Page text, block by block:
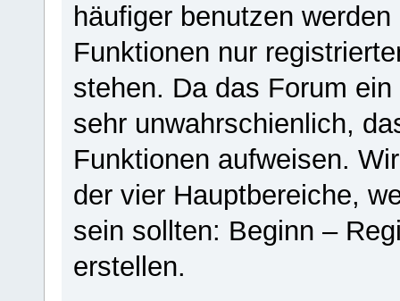
häufiger benutzen
Funktionen nur
stehen. Da das Forum
sehr unwahrschienlich,
Funktionen aufweisen.
der vier Hauptbereiche,
sein sollten: Beginn –
erstellen.